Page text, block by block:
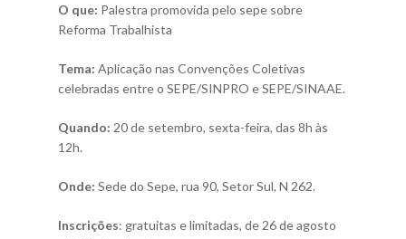
O que: Palestra promovida pelo sepe sobre
Reforma Trabalhista
Tema: Aplicação nas Convenções Coletivas
celebradas entre o SEPE/SINPRO e SEPE/SINAAE.
Quando: 20 de setembro, sexta-feira, das 8h às
12h.
Onde: Sede do Sepe, rua 90, Setor Sul, N 262.
Inscrições: gratuitas e limitadas, de 26 de agosto